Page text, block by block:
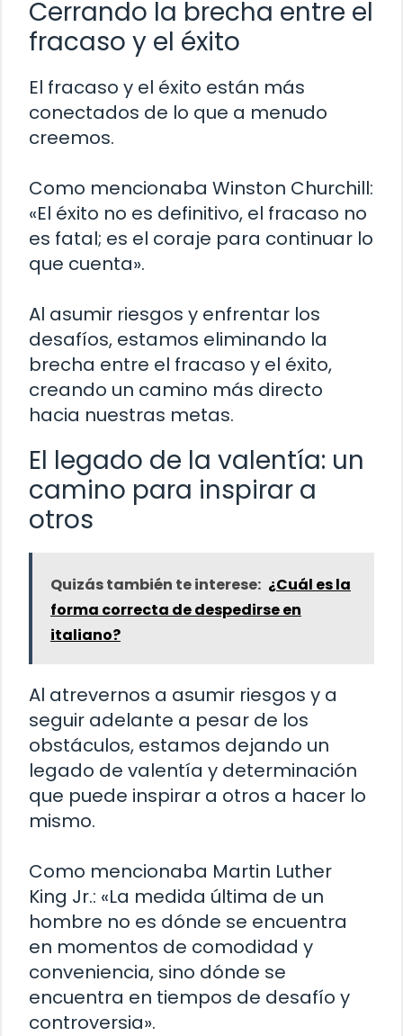
Cerrando la brecha entre el
fracaso y el éxito
El fracaso y el éxito están más
conectados de lo que a menudo
creemos.
Como mencionaba Winston Churchill:
«El éxito no es definitivo, el fracaso no
es fatal; es el coraje para continuar lo
que cuenta».
Al asumir riesgos y enfrentar los
desafíos, estamos eliminando la
brecha entre el fracaso y el éxito,
creando un camino más directo
hacia nuestras metas.
El legado de la valentía: un
camino para inspirar a
otros
Quizás también te interese: ¿Cuál es la
forma correcta de despedirse en
italiano?
Al atrevernos a asumir riesgos y a
seguir adelante a pesar de los
obstáculos, estamos dejando un
legado de valentía y determinación
que puede inspirar a otros a hacer lo
mismo.
Como mencionaba Martin Luther
King Jr.: «La medida última de un
hombre no es dónde se encuentra
en momentos de comodidad y
conveniencia, sino dónde se
encuentra en tiempos de desafío y
controversia».